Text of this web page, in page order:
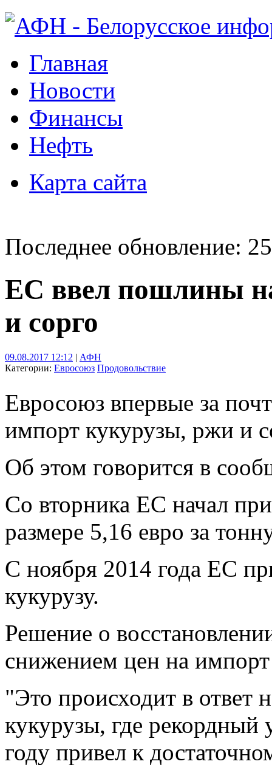
Главная
Новости
Финансы
Нефть
Карта сайта
Последнее обновление:
ЕС ввел пошлины
и сорго
09.08.2017 12:12 | АФН
Категории: Евросоюз Продовольствие
Евросоюз впервые за
импорт кукурузы, ржи и
Об этом говорится в
Со вторника ЕС начал
размере 5,16 евро за
С ноября 2014 года ЕС
кукурузу.
Решение о
снижением цен на
"Это происходит в ответ
кукурузы, где
году привел к